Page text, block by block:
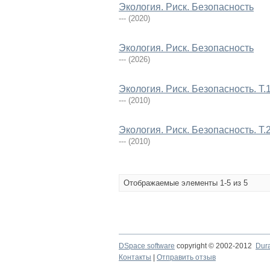
Экология. Риск. Безопасность
--- (2020)
Экология. Риск. Безопасность
--- (2026)
Экология. Риск. Безопасность. Т.1
--- (2010)
Экология. Риск. Безопасность. Т.2
--- (2010)
Отображаемые элементы 1-5 из 5
DSpace software copyright © 2002-2012
Контакты
Отправить отзыв